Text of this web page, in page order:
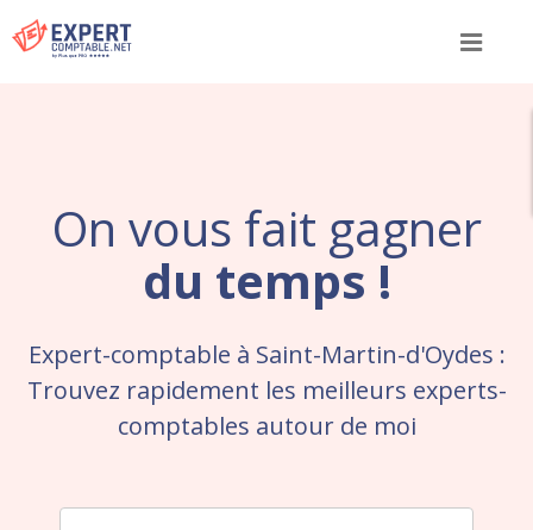
Menu
On vous fait gagner
du temps !
Expert-comptable à Saint-Martin-d'Oydes :
Trouvez rapidement les meilleurs experts-
comptables autour de moi